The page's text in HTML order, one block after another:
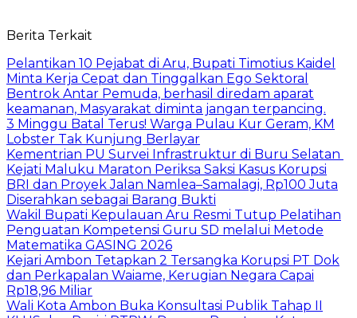
Berita Terkait
Pelantikan 10 Pejabat di Aru, Bupati Timotius Kaidel
Minta Kerja Cepat dan Tinggalkan Ego Sektoral
Bentrok Antar Pemuda, berhasil diredam aparat
keamanan, Masyarakat diminta jangan terpancing.
3 Minggu Batal Terus! Warga Pulau Kur Geram, KM
Lobster Tak Kunjung Berlayar
Kementrian PU Survei Infrastruktur di Buru Selatan
Kejati Maluku Maraton Periksa Saksi Kasus Korupsi
BRI dan Proyek Jalan Namlea–Samalagi, Rp100 Juta
Diserahkan sebagai Barang Bukti
Wakil Bupati Kepulauan Aru Resmi Tutup Pelatihan
Penguatan Kompetensi Guru SD melalui Metode
Matematika GASING 2026
Kejari Ambon Tetapkan 2 Tersangka Korupsi PT Dok
dan Perkapalan Waiame, Kerugian Negara Capai
Rp18,96 Miliar
Wali Kota Ambon Buka Konsultasi Publik Tahap II